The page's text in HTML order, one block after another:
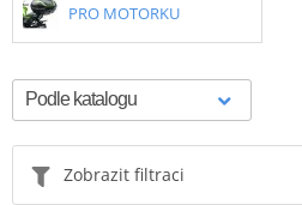
PRO MOTORKU
Zobrazit filtraci